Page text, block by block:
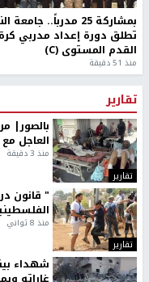
بمشاركة 25 مدرباً.. جامعة
تطلق دورة إعداد مدربي كرة
القدم المستوى (C)
منذ 51 دقيقة
تقارير
تقارير
بالصور|
العاجل
منذ 3 دقيقة
تقارير
" قانون
منذ 8 ثواني
شهداء